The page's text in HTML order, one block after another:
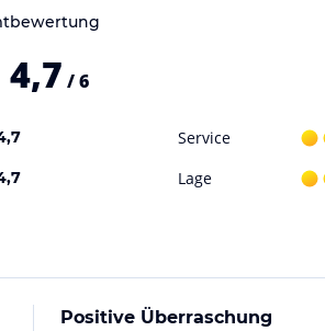
4,7 / 6
Service
Lage
Positive Überraschung